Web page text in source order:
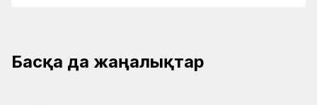
Басқа да жаңалықтар